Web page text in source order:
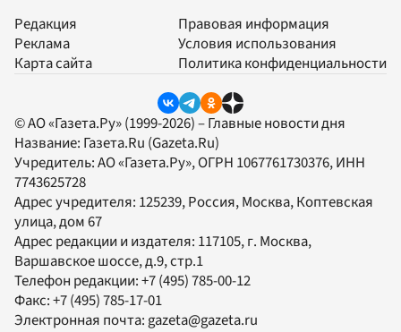
Редакция
Реклама
Карта сайта
Правовая информация
Условия использования
Политика конфиденциальности
© АО «Газета.Ру» (1999-2026) – Главные новости дня
Название: Газета.Ru (Gazeta.Ru)
Учредитель:АО «Газета.Ру», ОГРН 1067761730376, ИНН
7743625728
Адрес учредителя: 125239, Россия, Москва, Коптевская
улица, дом 67
Адрес редакции и издателя: 117105, г. Москва,
Варшавское шоссе, д.9, стр.1
Телефон редакции:+7 (495) 785-00-12
Факс:+7 (495) 785-17-01
Электронная почта: gazeta@gazeta.ru